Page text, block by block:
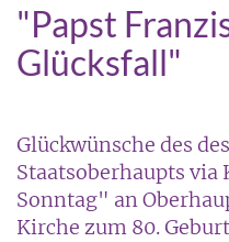
"Papst
Glücksfall"
Glückwünsche des
Staatsoberhaupts
Sonntag" an
Kirche zum 80.